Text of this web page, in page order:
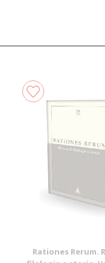
Rationes Rerum.